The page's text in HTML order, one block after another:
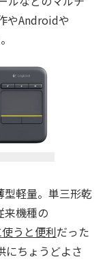
やAndroidや
軽量。単三形乾
機種の
うと便利だった
にちょうどよさ